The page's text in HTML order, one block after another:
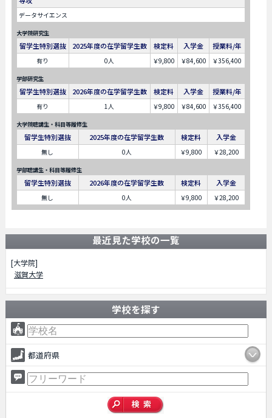
データサイエンス
大学院研究生
留学生特別選抜 2025年度の在学留学生数 検定料 入学金 授業料/年
有り 0人 ￥9,800 ￥84,600 ￥356,400
学部研究生
留学生特別選抜 2026年度の在学留学生数 検定料 入学金 授業料/年
有り 1人 ￥9,800 ￥84,600 ￥356,400
大学院聴講生・科目等履修生
留学生特別選抜 2025年度の在学留学生数 検定料 入学金
無し 0人 ￥9,800 ￥28,200
学部聴講生・科目等履修生
留学生特別選抜 2026年度の在学留学生数 検定料 入学金
無し 0人 ￥9,800 ￥28,200
最近見た学校の一覧
[大学院]
滋賀大学
学校を探す
都道府県